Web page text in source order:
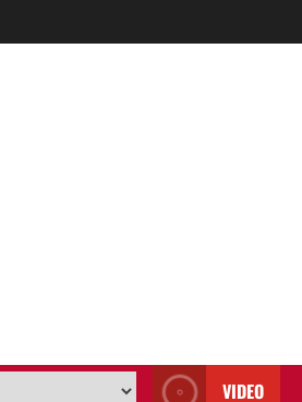
VIDEO